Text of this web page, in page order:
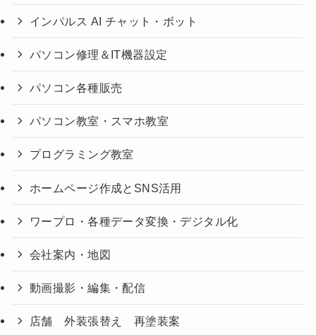
インパルス AI チャット・ボット
パソコン修理＆IT機器設定
パソコン各種販売
パソコン教室・スマホ教室
プログラミング教室
ホームページ作成とSNS活用
ワープロ・各種データ変換・デジタル化
会社案内・地図
動画撮影・編集・配信
店舗 外装張替え 再塗装案